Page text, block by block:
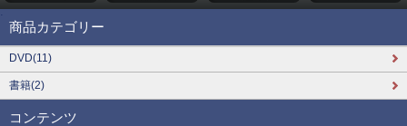
商品カテゴリー
DVD(11)
書籍(2)
コンテンツ